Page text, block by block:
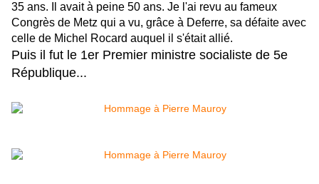
35 ans.
Il avait à peine 50 ans. Je l'ai revu au fameux
Congrès de Metz qui a vu, grâce à Deferre, sa défaite avec
celle de Michel Rocard auquel il s'était allié.
Puis il fut le 1er Premier ministre socialiste de 5e
République...